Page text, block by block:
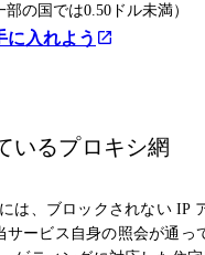
の国では0.50ドル未満）
に入れよう
いるプロキシ網
は、ブロックされない IP
サービス自身の照会が通っ